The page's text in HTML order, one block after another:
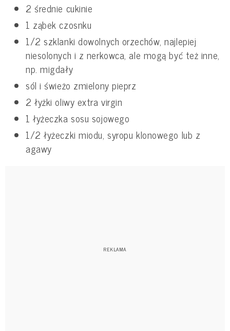
2 średnie cukinie
1 ząbek czosnku
1/2 szklanki dowolnych orzechów, najlepiej
niesolonych i z nerkowca, ale mogą być też inne,
np. migdały
sól i świeżo zmielony pieprz
2 łyżki oliwy extra virgin
1 łyżeczka sosu sojowego
1/2 łyżeczki miodu, syropu klonowego lub z
agawy